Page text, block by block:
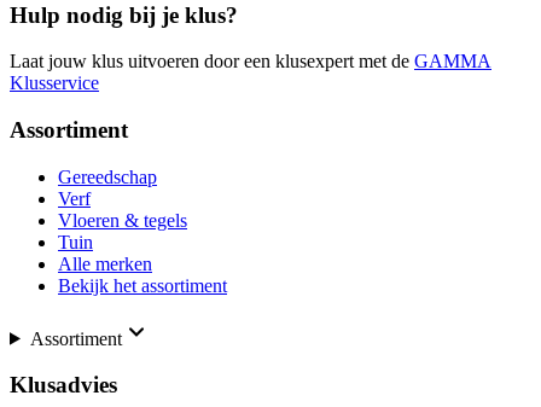
Hulp nodig bij je klus?
Laat jouw klus uitvoeren door een klusexpert met de GAMMA
Klusservice
Assortiment
Gereedschap
Verf
Vloeren & tegels
Tuin
Alle merken
Bekijk het assortiment
Assortiment
Klusadvies